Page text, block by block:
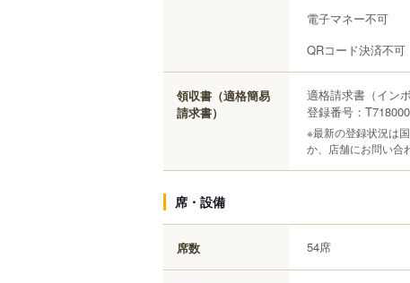
電子マネー不可
QRコード決済不可
領収書（適格簡易
請求書）
適格請求書（イン
登録番号：
※最新の登録状況は
か、店舗にお問い合
席・設備
席数 54席